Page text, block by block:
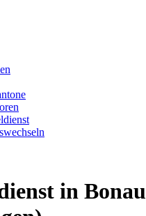
in Bonau